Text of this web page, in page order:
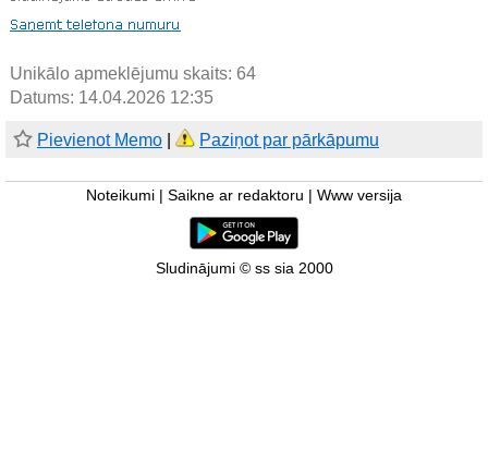
Unikālo apmeklējumu skaits: 64
Datums: 14.04.2026 12:35
Pievienot Memo Paziņot par pārkāpumu
Noteikumi Saikne ar redaktoru Www versija
Sludinājumi © ss sia 2000